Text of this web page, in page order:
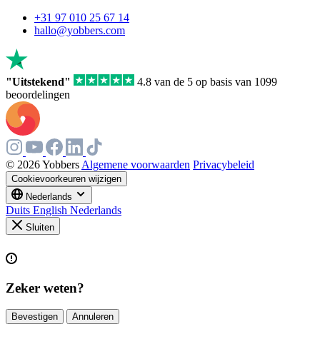
human,
this
field
+31 97 010 25 67 14
hallo@yobbers.com
"Uitstekend"
4.8 van de 5 op basis van 1099
beoordelingen
© 2026 Yobbers Algemene voorwaarden Privacybeleid
Cookievoorkeuren wijzigen
Nederlands
Duits English Nederlands
Sluiten
Zeker weten?
Bevestigen Annuleren